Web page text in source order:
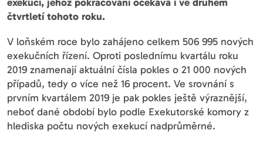
čtvrtletí tohoto roku.
V loňském roce bylo zahájeno celkem 506 995 nových
exekučních řízení. Oproti poslednímu kvartálu roku
2019 znamenají aktuální čísla pokles o 21 000 nových
případů, tedy o více než 16 procent. Ve srovnání s
prvním kvartálem 2019 je pak pokles ještě výraznější,
neboť dané období bylo podle Exekutorské komory z
hlediska počtu nových exekucí nadprůměrné.